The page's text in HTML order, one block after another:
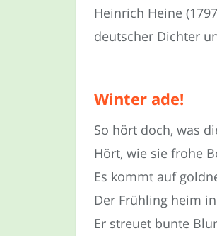
Heinrich Heine
deutscher Dichter
Winter ade!
So hört doch, was
Hört, wie sie frohe
Es kommt auf
Der Frühling heim
Er streuet bunte